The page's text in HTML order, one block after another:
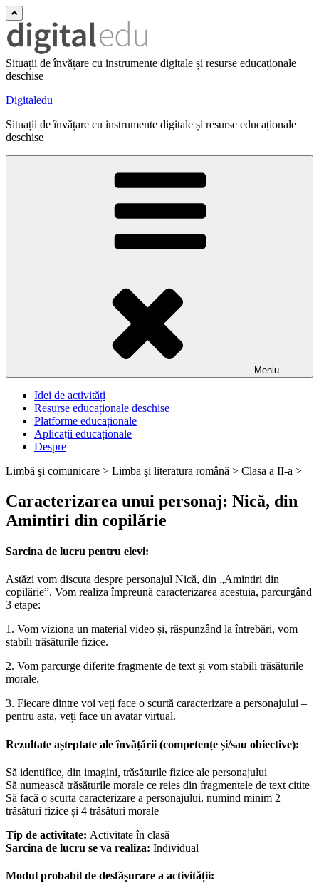
Situații de învățare cu instrumente digitale și resurse educaționale
deschise
Digitaledu
Situații de învățare cu instrumente digitale și resurse educaționale
deschise
Meniu
Idei de activități
Resurse educaționale deschise
Platforme educaționale
Aplicații educaționale
Despre
Limbă şi comunicare > Limba şi literatura română > Clasa a II-a >
Caracterizarea unui personaj: Nică, din
Amintiri din copilărie
Sarcina de lucru pentru elevi:
Astăzi vom discuta despre personajul Nică, din „Amintiri din
copilărie”. Vom realiza împreună caracterizarea acestuia, parcurgând
3 etape:
1. Vom viziona un material video și, răspunzând la întrebări, vom
stabili trăsăturile fizice.
2. Vom parcurge diferite fragmente de text și vom stabili trăsăturile
morale.
3. Fiecare dintre voi veți face o scurtă caracterizare a personajului –
pentru asta, veți face un avatar virtual.
Rezultate așteptate ale învățării (competențe și/sau obiective):
Să identifice, din imagini, trăsăturile fizice ale personajului
Să numească trăsăturile morale ce reies din fragmentele de text citite
Să facă o scurta caracterizare a personajului, numind minim 2
trăsături fizice și 4 trăsături morale
Tip de activitate: Activitate în clasă
Sarcina de lucru se va realiza: Individual
Modul probabil de desfășurare a activității: